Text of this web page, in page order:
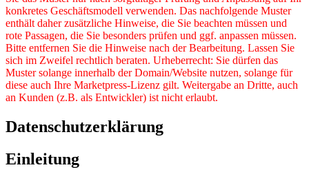
konkretes Geschäftsmodell verwenden. Das nachfolgende Muster
enthält daher zusätzliche Hinweise, die Sie beachten müssen und
rote Passagen, die Sie besonders prüfen und ggf. anpassen müssen.
Bitte entfernen Sie die Hinweise nach der Bearbeitung. Lassen Sie
sich im Zweifel rechtlich beraten. Urheberrecht: Sie dürfen das
Muster solange innerhalb der Domain/Website nutzen, solange für
diese auch Ihre Marketpress-Lizenz gilt. Weitergabe an Dritte, auch
an Kunden (z.B. als Entwickler) ist nicht erlaubt.
Datenschutzerklärung
Einleitung